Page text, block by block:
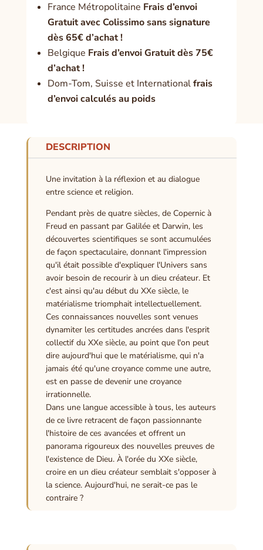
France Métropolitaine Frais d’envoi
Gratuit avec Colissimo sans signature
dès 65€ d’achat !
Belgique Frais d’envoi Gratuit dès 75€
d’achat !
Dom-Tom, Suisse et Internationalfrais
d’envoi calculés au poids
DESCRIPTION
Une invitation à la réflexion et au dialogue
entre science et religion.
Pendant près de quatre siècles, de Copernic à
Freud en passant par Galilée et Darwin, les
découvertes scientifiques se sont accumulées
de façon spectaculaire, donnant l'impression
qu'il était possible d'expliquer l'Univers sans
avoir besoin de recourir à un dieu créateur. Et
c'est ainsi qu'au début du XXe siècle, le
matérialisme triomphait intellectuellement.
Ces connaissances nouvelles sont venues
dynamiter les certitudes ancrées dans l'esprit
collectif du XXe siècle, au point que l'on peut
dire aujourd'hui que le matérialisme, qui n'a
jamais été qu'une croyance comme une autre,
est en passe de devenir une croyance
irrationnelle.
Dans une langue accessible à tous, les auteurs
de ce livre retracent de façon passionnante
l'histoire de ces avancées et offrent un
panorama rigoureux des nouvelles preuves de
l'existence de Dieu. À l'orée du XXe siècle,
croire en un dieu créateur semblait s'opposer à
la science. Aujourd'hui, ne serait-ce pas le
contraire ?